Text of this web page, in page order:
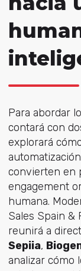
Para abordar
contará con
explorará
convierten en
engagement
humana.
Sales Spain &
reunirá a
Sepiia,
analizar cómo